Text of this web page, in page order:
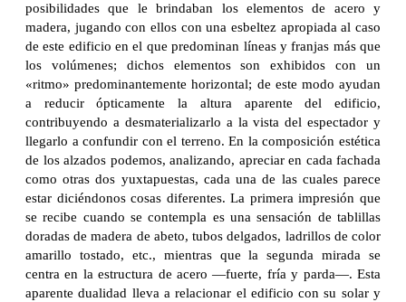
posibilidades que le brindaban los elementos de acero y
madera, jugando con ellos con una esbeltez apropiada al caso
de este edificio en el que predominan líneas y franjas más que
los volúmenes; dichos elementos son exhibidos con un
«ritmo» predominantemente horizontal; de este modo ayudan
a reducir ópticamente la altura aparente del edificio,
contribuyendo a desmaterializarlo a la vista del espectador y
llegarlo a confundir con el terreno. En la composición estética
de los alzados podemos, analizando, apreciar en cada fachada
como otras dos yuxtapuestas, cada una de las cuales parece
estar diciéndonos cosas diferentes. La primera impresión que
se recibe cuando se contempla es una sensación de tablillas
doradas de madera de abeto, tubos delgados, ladrillos de color
amarillo tostado, etc., mientras que la segunda mirada se
centra en la estructura de acero —fuerte, fría y parda—. Esta
aparente dualidad lleva a relacionar el edificio con su solar y